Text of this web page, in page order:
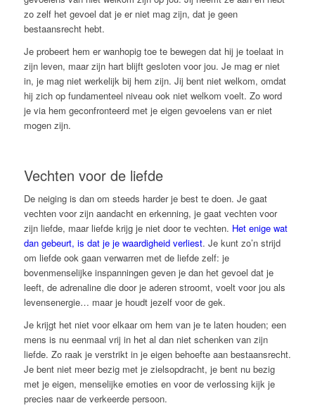
zo zelf het gevoel dat je er niet mag zijn, dat je geen
bestaansrecht hebt.
Je probeert hem er wanhopig toe te bewegen dat hij je toelaat in
zijn leven, maar zijn hart blijft gesloten voor jou. Je mag er niet
in, je mag niet werkelijk bij hem zijn. Jij bent niet welkom, omdat
hij zich op fundamenteel niveau ook niet welkom voelt. Zo word
je via hem geconfronteerd met je eigen gevoelens van er niet
mogen zijn.
Vechten voor de liefde
De neiging is dan om steeds harder je best te doen. Je gaat
vechten voor zijn aandacht en erkenning, je gaat vechten voor
zijn liefde, maar liefde krijg je niet door te vechten. Het enige wat
dan gebeurt, is dat je je waardigheid verliest. Je kunt zo’n strijd
om liefde ook gaan verwarren met de liefde zelf: je
bovenmenselijke inspanningen geven je dan het gevoel dat je
leeft, de adrenaline die door je aderen stroomt, voelt voor jou als
levensenergie… maar je houdt jezelf voor de gek.
Je krijgt het niet voor elkaar om hem van je te laten houden; een
mens is nu eenmaal vrij in het al dan niet schenken van zijn
liefde. Zo raak je verstrikt in je eigen behoefte aan bestaansrecht.
Je bent niet meer bezig met je zielsopdracht, je bent nu bezig
met je eigen, menselijke emoties en voor de verlossing kijk je
precies naar de verkeerde persoon.